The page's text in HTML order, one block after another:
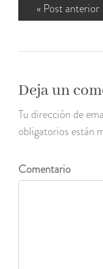
« Post anterior
Deja un
Tu dirección de
obligatorios están
Comentario